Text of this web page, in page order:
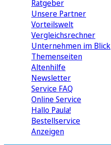
Ratgeber
Unsere Partner
Vorteilswelt
Vergleichsrechner
Unternehmen im Blick
Themenseiten
Altenhilfe
Newsletter
Service FAQ
Online Service
Hallo Paula!
Bestellservice
Anzeigen